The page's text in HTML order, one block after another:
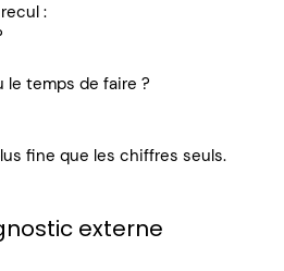
:
le temps de faire ?
fine que les chiffres seuls.
externe